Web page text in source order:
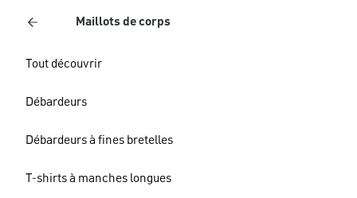
Maillots de corps
Tout découvrir
Débardeurs
Débardeurs à fines bretelles
T-shirts à manches longues